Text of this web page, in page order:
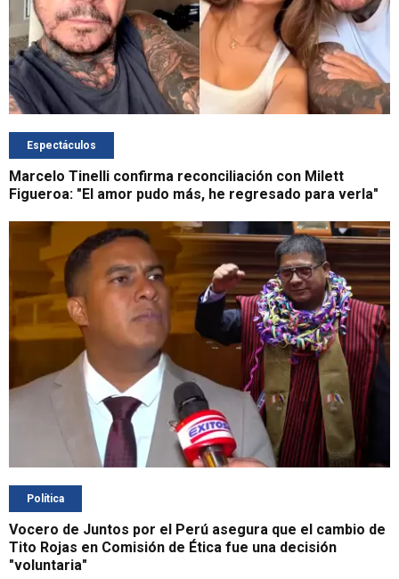
Espectáculos
Marcelo Tinelli confirma reconciliación con Milett
Figueroa: "El amor pudo más, he regresado para verla"
Política
Vocero de Juntos por el Perú asegura que el cambio de
Tito Rojas en Comisión de Ética fue una decisión
"voluntaria"